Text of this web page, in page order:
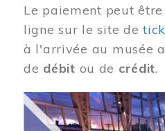
Le paiement peut
ligne sur le site de
à l'arrivée au musée
de débit ou de crédit.
Image